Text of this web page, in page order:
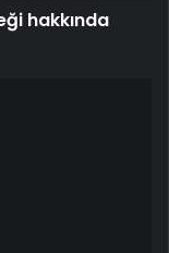
hakkında